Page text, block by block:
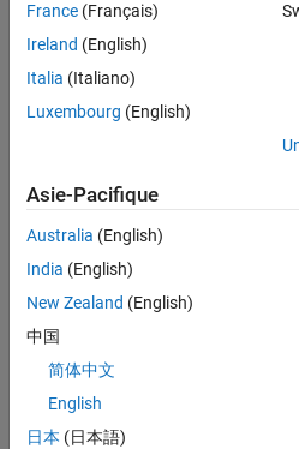
Définir les paramètres d'état
Chargez une matrice de carte
occupancyMap.
map =
Créez un propagateur d'état
vélo à l'aide de la carte.
Définissez les limites d'état sur
limites du monde
France (Français)
Ireland (English)
Italia (Italiano)
Luxembourg (English)
Asie-Pacifique
Australia (English)
India (English)
New Zealand (English)
中国
简体中文
English
日本 (日本語)